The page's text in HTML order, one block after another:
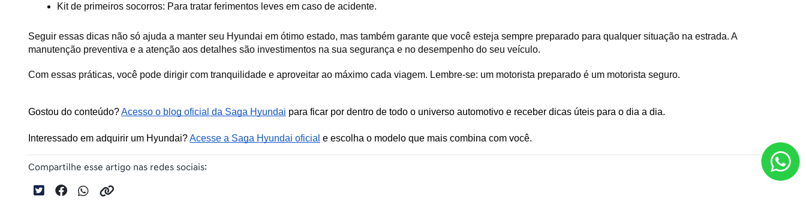
Kit de primeiros socorros: Para tratar ferimentos leves em caso de acidente.
Seguir essas dicas não só ajuda a manter seu Hyundai em ótimo estado, mas também garante que você esteja sempre preparado para qualquer situação na estrada. A
manutenção preventiva e a atenção aos detalhes são investimentos na sua segurança e no desempenho do seu veículo.
Com essas práticas, você pode dirigir com tranquilidade e aproveitar ao máximo cada viagem. Lembre-se: um motorista preparado é um motorista seguro.
Gostou do conteúdo? Acesso o blog oficial da Saga Hyundai para ficar por dentro de todo o universo automotivo e receber dicas úteis para o dia a dia.
Interessado em adquirir um Hyundai? Acesse a Saga Hyundai oficial e escolha o modelo que mais combina com você.
Compartilhe esse artigo nas redes sociais: